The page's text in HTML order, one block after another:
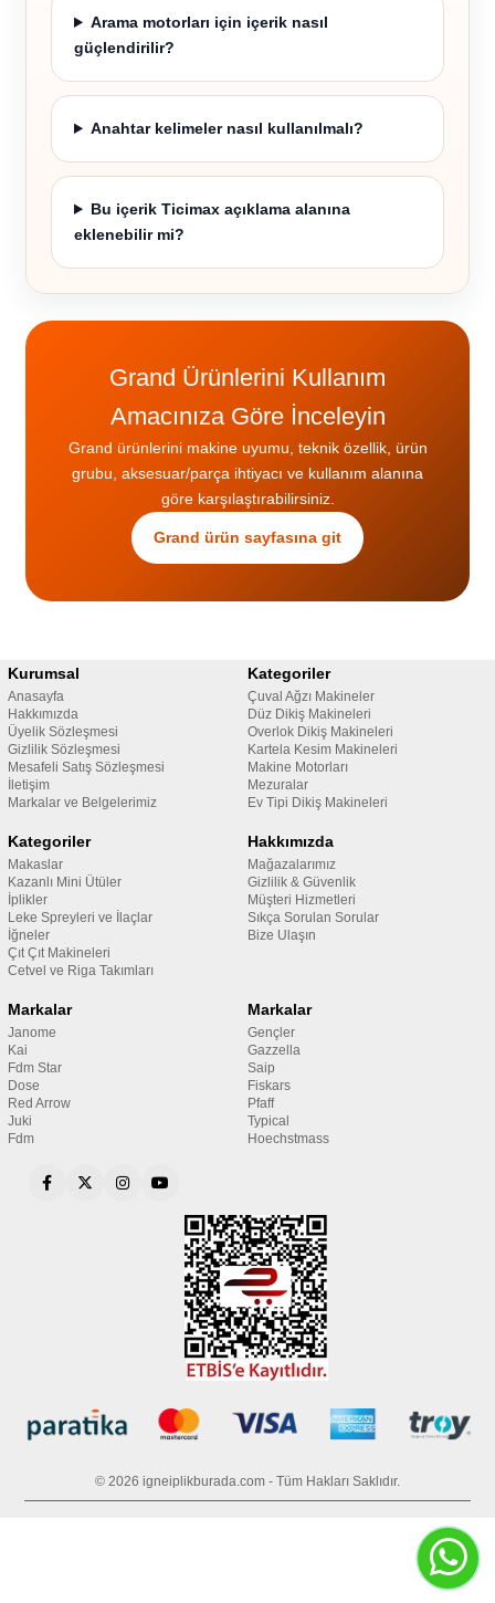
Arama motorları için içerik nasıl
güçlendirilir?
Anahtar kelimeler nasıl kullanılmalı?
Bu içerik Ticimax açıklama alanına
eklenebilir mi?
Grand Ürünlerini Kullanım
Amacınıza Göre İnceleyin
Grand ürünlerini makine uyumu, teknik özellik, ürün
grubu, aksesuar/parça ihtiyacı ve kullanım alanına
göre karşılaştırabilirsiniz.
Grand ürün sayfasına git
Kurumsal
Anasayfa
Hakkımızda
Üyelik Sözleşmesi
Gizlilik Sözleşmesi
Mesafeli Satış Sözleşmesi
İletişim
Markalar ve Belgelerimiz
Kategoriler
Çuval Ağzı Makineler
Düz Dikiş Makineleri
Overlok Dikiş Makineleri
Kartela Kesim Makineleri
Makine Motorları
Mezuralar
Ev Tipi Dikiş Makineleri
Kategoriler
Makaslar
Kazanlı Mini Ütüler
İplikler
Leke Spreyleri ve İlaçlar
İğneler
Çıt Çıt Makineleri
Cetvel ve Riga Takımları
Hakkımızda
Mağazalarımız
Gizlilik & Güvenlik
Müşteri Hizmetleri
Sıkça Sorulan Sorular
Bize Ulaşın
Markalar
Janome
Kai
Fdm Star
Dose
Red Arrow
Juki
Fdm
Markalar
Gençler
Gazzella
Saip
Fiskars
Pfaff
Typical
Hoechstmass
© 2026 igneiplikburada.com - Tüm Hakları Saklıdır.